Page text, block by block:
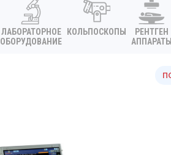
ЛАБОРАТОРНОЕ
ОБОРУДОВАНИЕ
КОЛЬПОСКОПЫ
РЕНТГЕН
АППАРАТЫ